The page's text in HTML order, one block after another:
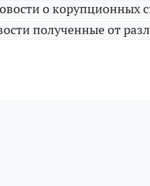
о корупционных
полученные от